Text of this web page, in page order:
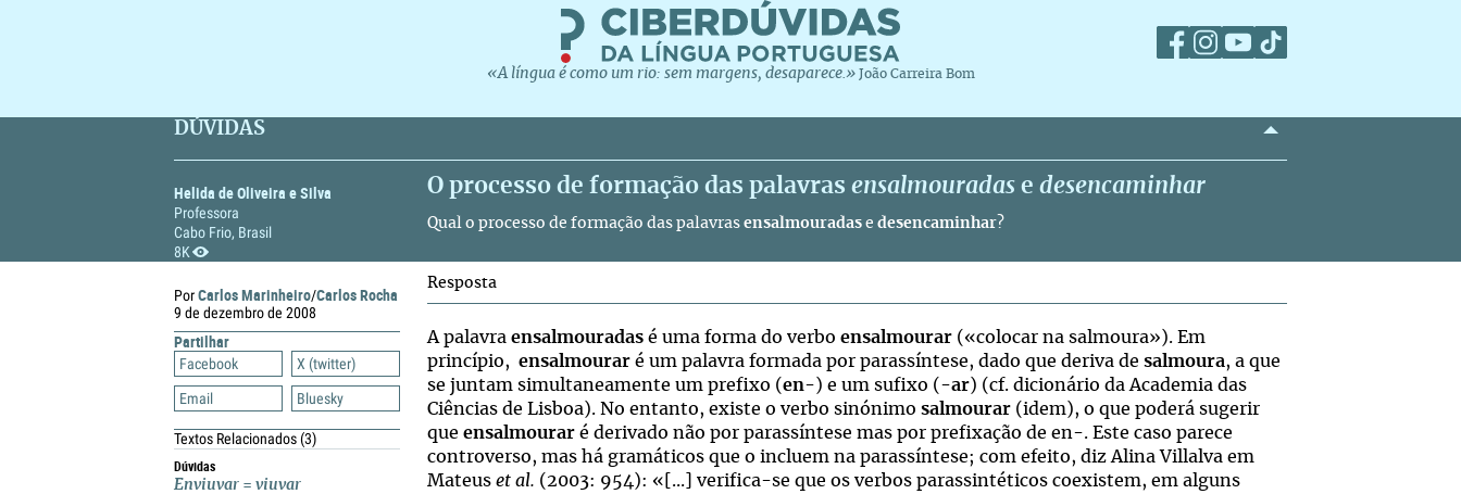
«A língua é como um rio: sem margens, desaparece.» João Carreira Bom
DÚVIDAS
Helida de Oliveira e Silva
Professora
Cabo Frio, Brasil
8K
O processo de formação das palavras ensalmouradas e desencaminhar
Qual o processo de formação das palavras ensalmouradas e desencaminhar?
PorCarlos Marinheiro/Carlos Rocha
9 de dezembro de 2008
Partilhar
Facebook
X (twitter)
Email
Bluesky
Textos Relacionados(3)
Dúvidas
Enviuvar = viuvar
Resposta
A palavra ensalmouradas é uma forma do verbo ensalmourar («colocar na salmoura»). Em
princípio, ensalmourar é um palavra formada por parassíntese, dado que deriva de salmoura, a que
se juntam simultaneamente um prefixo (en-) e um sufixo (-ar) (cf. dicionário da Academia das
Ciências de Lisboa). No entanto, existe o verbo sinónimo salmourar (idem), o que poderá sugerir
que ensalmourar é derivado não por parassíntese mas por prefixação de en-. Este caso parece
controverso, mas há gramáticos que o incluem na parassíntese; com efeito, diz Alina Villalva em
Mateus et al. (2003: 954): «[...] verifica-se que os verbos parassintéticos coexistem, em alguns